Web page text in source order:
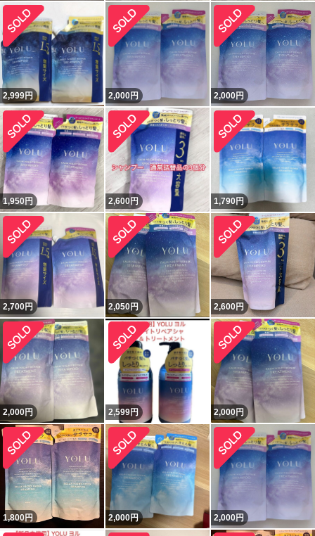
2,999円 2,000円 2,000円
1,950 円 2,600円 1,790円
2,700円 2,050円 2,600円
2,000円 2,599円 2,000円
1,800円 2,000円 2,000円